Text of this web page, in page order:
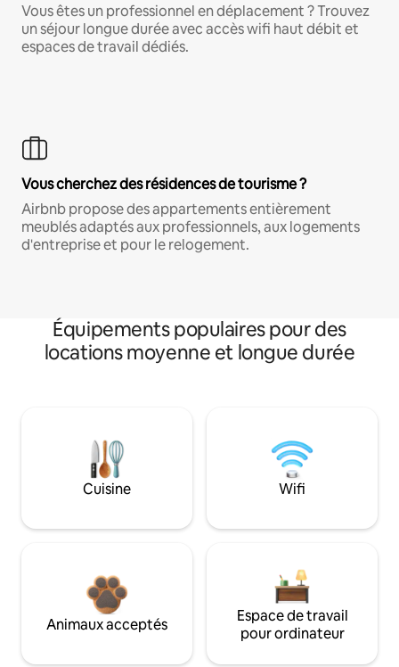
Vous êtes un professionnel en déplacement ? Trouvez
un séjour longue durée avec accès wifi haut débit et
espaces de travail dédiés.
Vous cherchez des résidences de tourisme ?
Airbnb propose des appartements entièrement
meublés adaptés aux professionnels, aux logements
d'entreprise et pour le relogement.
Équipements populaires pour des
locations moyenne et longue durée
Cuisine Wifi
Animaux acceptés
Espace de travail
pour ordinateur